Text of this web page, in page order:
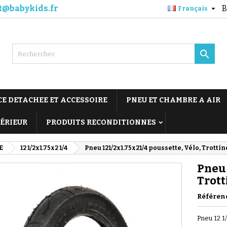
Français 

DETACHEE ET ACCESSOIRE PNEU ET CHAMBRE A AIR
PRODUITS RECONDITIONNES
12 1/2x1.75x2 1/4 Pneu 121/2x1.75x21/4 poussette, Vélo,
Pneu 12